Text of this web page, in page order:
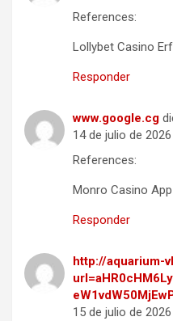
References:
Lollybet Casino
Responder
www.google.cg
14 de julio de
References:
Monro Casino App
Responder
http://aquarium-
15 de julio de